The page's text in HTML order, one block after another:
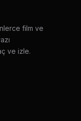
film ve
ve izle.